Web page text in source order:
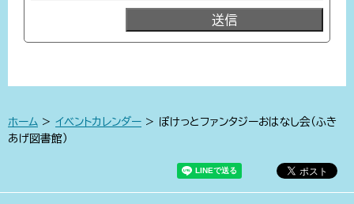
ホーム > イベントカレンダー > ぽけっとファンタジーおはなし会（ふき
あげ図書館）